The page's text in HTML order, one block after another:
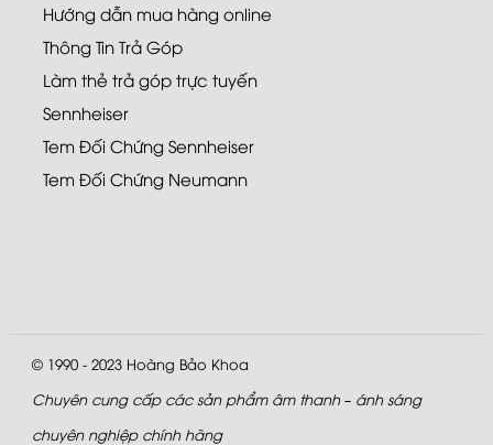
Hướng dẫn mua hàng online
Thông Tin Trả Góp
Làm thẻ trả góp trực tuyến
Sennheiser
Tem Đối Chứng Sennheiser
Tem Đối Chứng Neumann
© 1990 - 2023 Hoàng Bảo Khoa
Chuyên cung cấp các sản phẩm âm thanh – ánh sáng
chuyên nghiệp chính hãng